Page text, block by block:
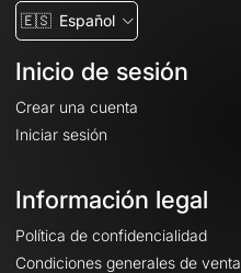
🇪🇸 Español
Inicio de sesión
Crear una cuenta
Iniciar sesión
Información legal
Política de confidencialidad
Condiciones generales de venta